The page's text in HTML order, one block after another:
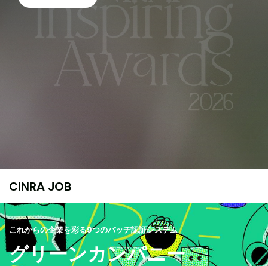
CINRA JOB
これからの企業を彩る9つのバッヂ認証システム
グリーンカンパニー